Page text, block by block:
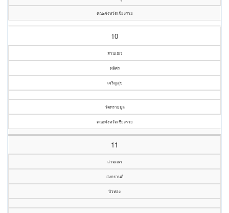
คณะจังหวัดเชียงราย
10
สามเณร
พลิศร
เจริญสุข
วัดทรายมูล
คณะจังหวัดเชียงราย
11
สามเณร
สงกรานต์
บัวทอง